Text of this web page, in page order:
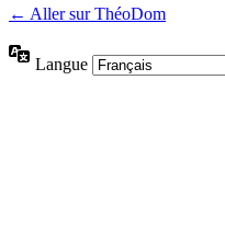
← Aller sur ThéoDom
Langue